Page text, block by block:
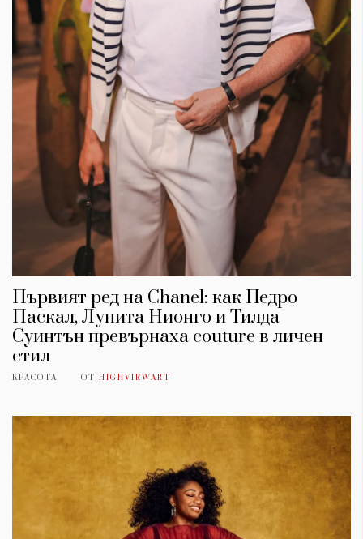
Първият ред на Chanel: как Педро
Паскал, Лупита Нионго и Тилда
Суинтън превърнаха couture в личен
стил
КРАСОТА ОТ HIGHVIEWART